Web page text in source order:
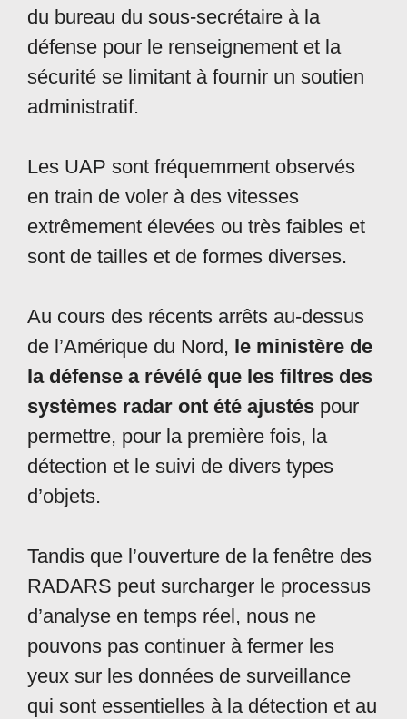
du bureau du sous-secrétaire à la
défense pour le renseignement et la
sécurité se limitant à fournir un soutien
administratif.
Les UAP sont fréquemment observés
en train de voler à des vitesses
extrêmement élevées ou très faibles et
sont de tailles et de formes diverses.
Au cours des récents arrêts au-dessus
de l’Amérique du Nord, le ministère de
la défense a révélé que les filtres des
systèmes radar ont été ajustés pour
permettre, pour la première fois, la
détection et le suivi de divers types
d’objets.
Tandis que l’ouverture de la fenêtre des
RADARS peut surcharger le processus
d’analyse en temps réel, nous ne
pouvons pas continuer à fermer les
yeux sur les données de surveillance
qui sont essentielles à la détection et au